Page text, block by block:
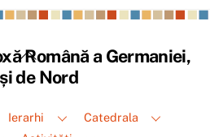
Back
To
Română a Germaniei,
de Nord
Ierarhi
Catedrala